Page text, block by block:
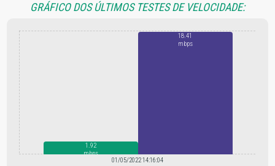
GRÁFICO DOS ÚLTIMOS TESTES DE VELOCIDADE:
1.92
mbps
18.41
mbps
01/05/2022 14:16:04